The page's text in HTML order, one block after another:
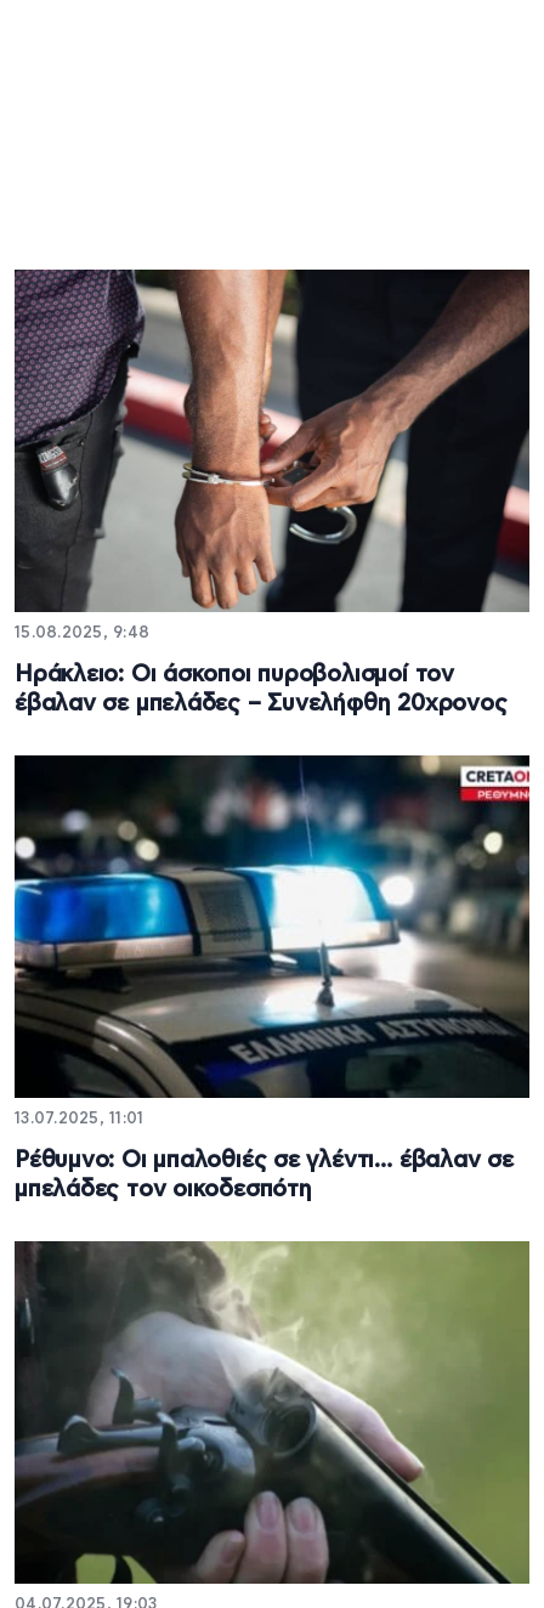
15.08.2025, 9:48
Ηράκλειο: Οι άσκοποι πυροβολισμοί τον
έβαλαν σε μπελάδες – Συνελήφθη 20χρονος
13.07.2025, 11:01
Ρέθυμνο: Οι μπαλοθιές σε γλέντι… έβαλαν σε
μπελάδες τον οικοδεσπότη